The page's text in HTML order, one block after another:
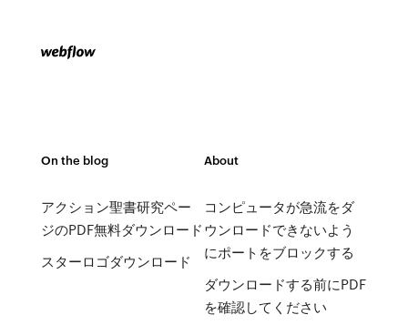
On the blog
アクション聖書研究ペー
ジのPDF無料ダウンロード
スターロゴダウンロード
About
コンピュータが急流をダ
ウンロードできないよう
にポートをブロックする
ダウンロードする前にPDF
を確認してください